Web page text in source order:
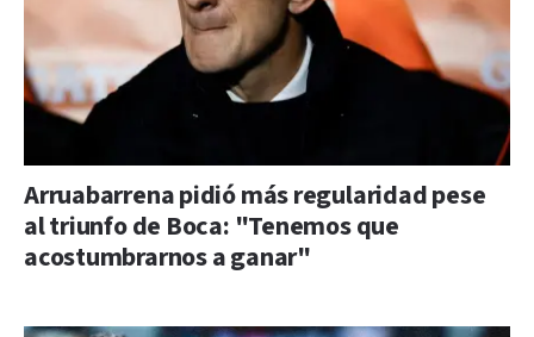
Arruabarrena pidió más regularidad pese
al triunfo de Boca: "Tenemos que
acostumbrarnos a ganar"